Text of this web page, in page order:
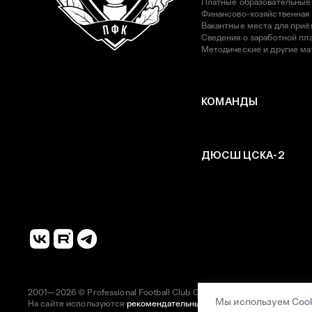
Платные образовательные
Финансово-хозяйственная
Вакантные места для
Сведения о заработной
Методические и другие
КОМАНДЫ
ДЮСШ ЦСКА-2
2001—2026 © Professional Football Club CSKA
На сайте используются рекомендательные
Мы используем